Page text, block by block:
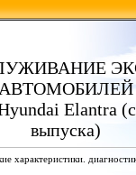
АВТОМОБИЛЕЙ
Elantra
выпуска)
характеристики.